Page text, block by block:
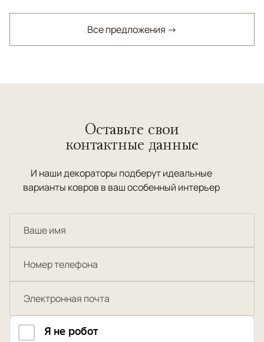
Все предложения →
Оставьте свои
контактные данные
И наши декораторы подберут идеальные
варианты ковров в ваш особенный интерьер